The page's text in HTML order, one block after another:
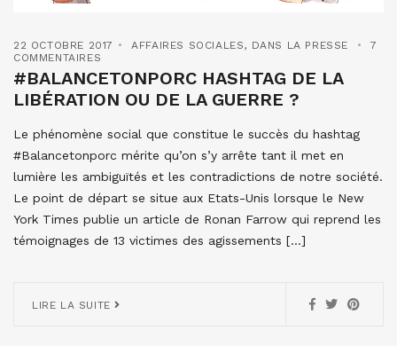
22 OCTOBRE 2017 AFFAIRES SOCIALES, DANS LA PRESSE
7
COMMENTAIRES
#BALANCETONPORC HASHTAG DE LA
LIBÉRATION OU DE LA GUERRE ?
Le phénomène social que constitue le succès du hashtag
#Balancetonporc mérite qu’on s’y arrête tant il met en
lumière les ambiguïtés et les contradictions de notre société.
Le point de départ se situe aux Etats-Unis lorsque le New
York Times publie un article de Ronan Farrow qui reprend les
témoignages de 13 victimes des agissements […]
LIRE LA SUITE